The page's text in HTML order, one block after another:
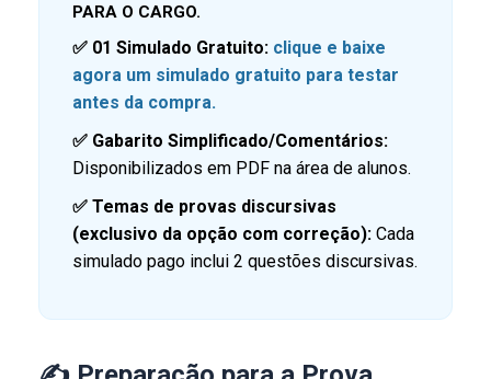
PARA O CARGO.
✅ 01 Simulado Gratuito: clique e baixe
agora um simulado gratuito para testar
antes da compra.
✅ Gabarito Simplificado/Comentários:
Disponibilizados em PDF na área de alunos.
✅ Temas de provas discursivas
(exclusivo da opção com correção): Cada
simulado pago inclui 2 questões discursivas.